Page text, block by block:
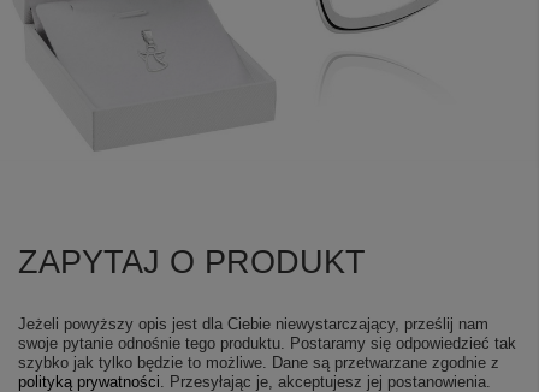
ZAPYTAJ O PRODUKT
Jeżeli powyższy opis jest dla Ciebie niewystarczający, prześlij nam
swoje pytanie odnośnie tego produktu. Postaramy się odpowiedzieć tak
szybko jak tylko będzie to możliwe. Dane są przetwarzane zgodnie z
polityką prywatności . Przesyłając je, akceptujesz jej postanowienia.